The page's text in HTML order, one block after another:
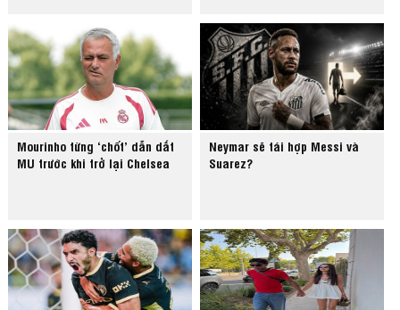
Mourinho từng ‘chốt’ dẫn dắt
MU trước khi trở lại Chelsea
Neymar sẽ tái hợp Messi và
Suarez?